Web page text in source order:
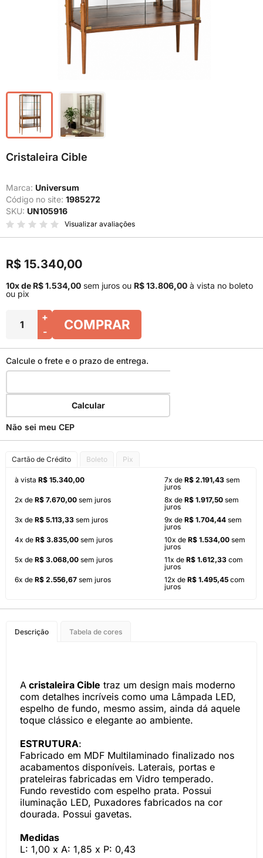
Cristaleira Cible
Marca: Universum
Código no site: 1985272
SKU: UN105916
Visualizar avaliações
R$ 15.340,00
10x de R$ 1.534,00 sem juros ou R$ 13.806,00 à vista no boleto
ou pix
+
-
COMPRAR
Calcule o frete e o prazo de entrega.
Calcular
Não sei meu CEP
Cartão de Crédito Boleto Pix
à vista R$ 15.340,00
2x de R$ 7.670,00 sem juros
3x de R$ 5.113,33 sem juros
4x de R$ 3.835,00 sem juros
5x de R$ 3.068,00 sem juros
6x de R$ 2.556,67 sem juros
7x de R$ 2.191,43 sem
juros
8x de R$ 1.917,50 sem
juros
9x de R$ 1.704,44 sem
juros
10x de R$ 1.534,00 sem
juros
11x de R$ 1.612,33 com
juros
12x de R$ 1.495,45 com
juros
Descrição Tabela de cores
A cristaleira Cible traz um design mais moderno
com detalhes incríveis como uma Lâmpada LED,
espelho de fundo, mesmo assim, ainda dá aquele
toque clássico e elegante ao ambiente.
ESTRUTURA:
Fabricado em MDF Multilaminado finalizado nos
acabamentos disponíveis. Laterais, portas e
prateleiras fabricadas em Vidro temperado.
Fundo revestido com espelho prata. Possui
iluminação LED, Puxadores fabricados na cor
dourada. Possui gavetas.
Medidas
L: 1,00 x A: 1,85 x P: 0,43